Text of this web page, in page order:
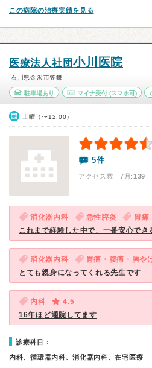
この病院の治療実績を見る
医療法人社団小川医院
石川県金沢市笠舞
駐車場あり マイナ受付(スマホ可)
土曜（〜12:00）
5件
アクセス数 7月:139
消化器内科 急性膵炎 胃痛
これまで経験した中で、一番安心でき
消化器内科 胃痛・腹痛・胸や
とても親身になってくれる先生です
内科
4.5
16年ほど通院してます
診療科目：
内科、循環器内科、消化器内科、在宅医療